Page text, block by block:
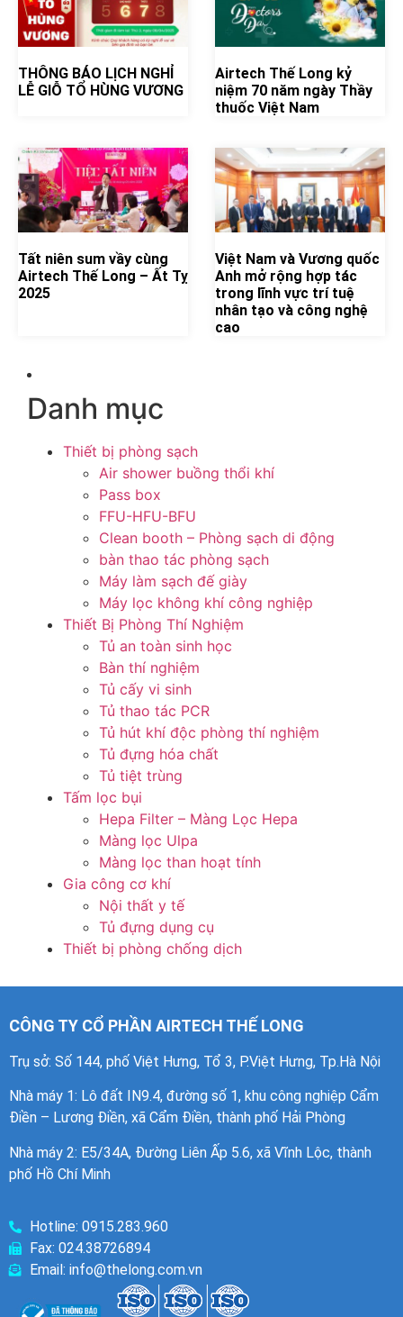
THÔNG BÁO LỊCH NGHỈ
LỄ GIỖ TỔ HÙNG VƯƠNG
Airtech Thế Long kỷ
niệm 70 năm ngày Thầy
thuốc Việt Nam
Tất niên sum vầy cùng
Airtech Thế Long – Ất Tỵ
2025
Việt Nam và Vương quốc
Anh mở rộng hợp tác
trong lĩnh vực trí tuệ
nhân tạo và công nghệ
cao
Danh mục
Thiết bị phòng sạch
Air shower buồng thổi khí
Pass box
FFU-HFU-BFU
Clean booth – Phòng sạch di động
bàn thao tác phòng sạch
Máy làm sạch đế giày
Máy lọc không khí công nghiệp
Thiết Bị Phòng Thí Nghiệm
Tủ an toàn sinh học
Bàn thí nghiệm
Tủ cấy vi sinh
Tủ thao tác PCR
Tủ hút khí độc phòng thí nghiệm
Tủ đựng hóa chất
Tủ tiệt trùng
Tấm lọc bụi
Hepa Filter – Màng Lọc Hepa
Màng lọc Ulpa
Màng lọc than hoạt tính
Gia công cơ khí
Nội thất y tế
Tủ đựng dụng cụ
Thiết bị phòng chống dịch
CÔNG TY CỔ PHẦN AIRTECH THẾ LONG
Trụ sở: Số 144, phố Việt Hưng, Tổ 3, P.Việt Hưng, Tp.Hà Nội
Nhà máy 1: Lô đất IN9.4, đường số 1, khu công nghiệp Cẩm
Điền – Lương Điền, xã Cẩm Điền, thành phố Hải Phòng
Nhà máy 2: E5/34A, Đường Liên Ấp 5.6, xã Vĩnh Lộc, thành
phố Hồ Chí Minh
Hotline: 0915.283.960
Fax: 024.38726894
Email: info@thelong.com.vn